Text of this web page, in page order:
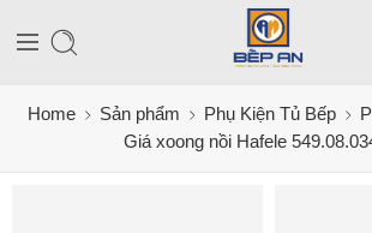
Home Sản phẩm Phụ Kiện Tủ Bếp
Giá xoong nồi Hafele